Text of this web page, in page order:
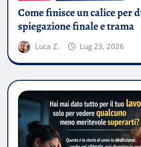
Come finisce un calice per
spiegazione finale e trama
Luca Z. Lug 23, 2026